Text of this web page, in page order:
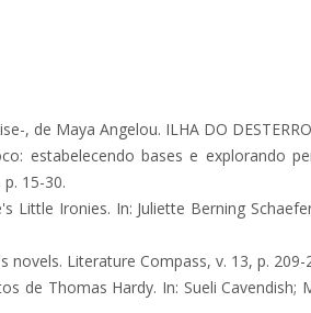
, de Maya Angelou. ILHA DO
estabelecendo bases e explorando
15-30.
Little Ironies. In: Juliette Berning
novels. Literature Compass, v. 13, p. 209-
de Thomas Hardy. In: Sueli